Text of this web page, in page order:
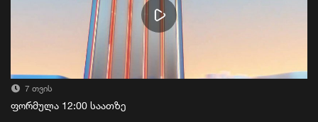
7 თვის
ფორმულა 12:00 საათზე